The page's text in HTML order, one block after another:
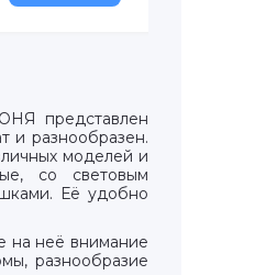
представлен
и разнообразен.
моделей и
со световым
Её удобно
на неё внимание
разнообразие